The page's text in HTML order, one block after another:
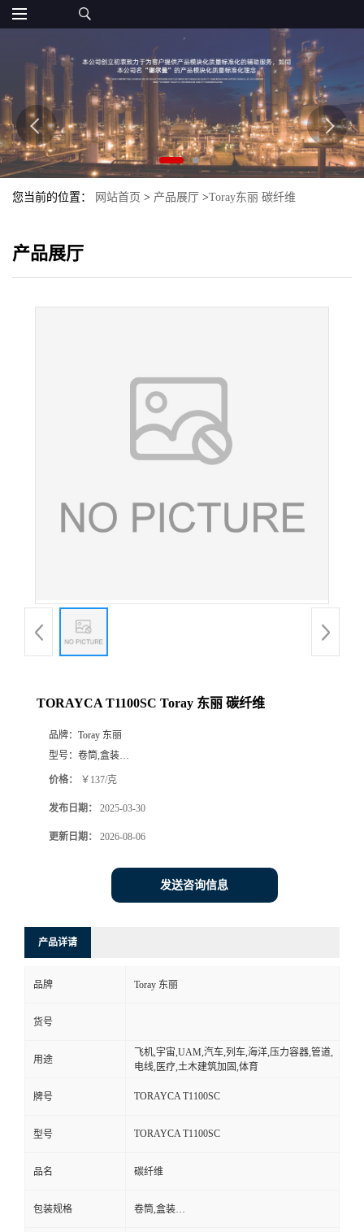
您当前的位置： 网站首页 > 产品展厅 >Toray东丽 碳纤维
产品展厅
TORAYCA T1100SC Toray 东丽 碳纤维
品牌： Toray 东丽
型号： 卷筒,盒装…
价格： ￥137/克
发布日期： 2025-03-30
更新日期： 2026-08-06
发送咨询信息
产品详请
品牌 Toray 东丽
货号
用途
飞机,宇宙,UAM,汽车,列车,海洋,压力容器,管道,
电线,医疗,土木建筑加固,体育
牌号 TORAYCA T1100SC
型号 TORAYCA T1100SC
品名 碳纤维
包装规格 卷筒,盒装…